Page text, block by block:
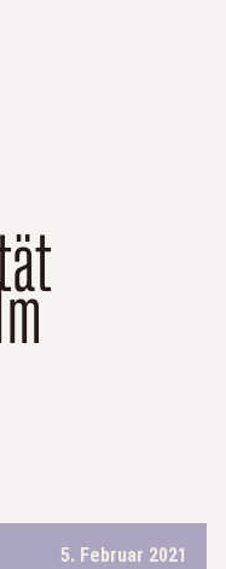
5. Februar 2021